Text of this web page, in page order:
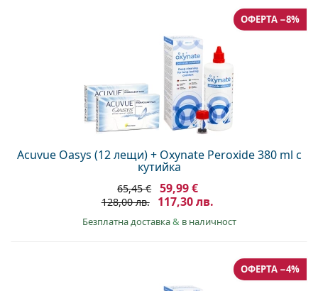
Acuvue Oasys (12 лещи) + Oxynate Peroxide 380 ml с
кутийка
ОФЕРТА −8%
65,45 € 59,99 €
128,00 лв. 117,30 лв.
Безплатна доставка& в наличност
ОФЕРТА −4%